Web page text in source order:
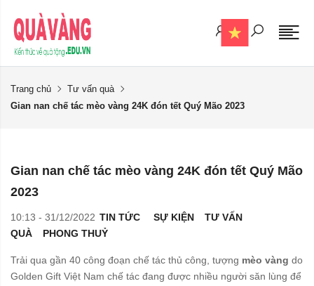
Trang chủ
Tư vấn quà
Gian nan chế tác mèo vàng 24K đón tết Quý Mão 2023
Gian nan chế tác mèo vàng 24K đón tết Quý Mão
2023
10:13 - 31/12/2022 TIN TỨC SỰ KIỆN
TƯ VẤN
QUÀ
PHONG THUỶ
Trải qua gần 40 công đoạn chế tác thủ công, tượng mèo vàng do
Golden Gift Việt Nam chế tác đang được nhiều người săn lùng để